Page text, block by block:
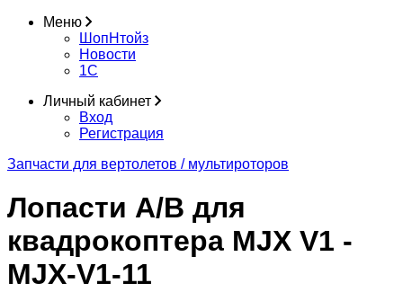
Меню
ШопНтойз
Новости
1C
Личный кабинет
Вход
Регистрация
Запчасти для вертолетов / мультироторов
Лопасти A/B для
квадрокоптера MJX V1 -
MJX-V1-11